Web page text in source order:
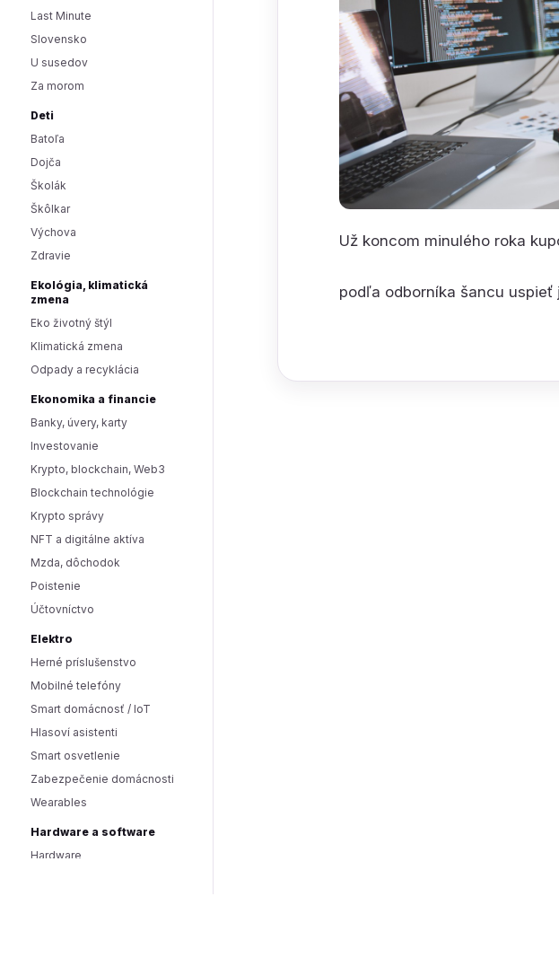
Last Minute
Slovensko
U susedov
Za morom
Deti
Batoľa
Dojča
Školák
Škôlkar
Výchova
Zdravie
Ekológia, klimatická
zmena
Eko životný štýl
Klimatická zmena
Odpady a recyklácia
Ekonomika a financie
Banky, úvery, karty
Investovanie
Krypto, blockchain, Web3
Blockchain technológie
Krypto správy
NFT a digitálne aktíva
Mzda, dôchodok
Poistenie
Účtovníctvo
Elektro
Herné príslušenstvo
Mobilné telefóny
Smart domácnosť / IoT
Hlasoví asistenti
Smart osvetlenie
Zabezpečenie domácnosti
Wearables
Hardware a software
Hardware
Už koncom minulého roka
podľa odborníka šancu